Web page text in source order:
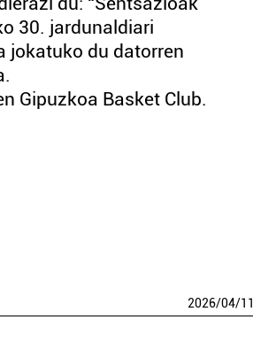
30. jardunaldiari
jokatuko du datorren
Gipuzkoa Basket Club.
2026/04/11